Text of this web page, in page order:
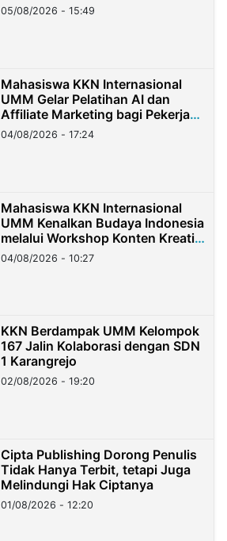
05/08/2026 - 15:49
Mahasiswa KKN Internasional
UMM Gelar Pelatihan AI dan
Affiliate Marketing bagi Pekerja
Migran Indonesia di Taiwan
04/08/2026 - 17:24
Mahasiswa KKN Internasional
UMM Kenalkan Budaya Indonesia
melalui Workshop Konten Kreatif
di Taiwan
04/08/2026 - 10:27
KKN Berdampak UMM Kelompok
167 Jalin Kolaborasi dengan SDN
1 Karangrejo
02/08/2026 - 19:20
Cipta Publishing Dorong Penulis
Tidak Hanya Terbit, tetapi Juga
Melindungi Hak Ciptanya
01/08/2026 - 12:20